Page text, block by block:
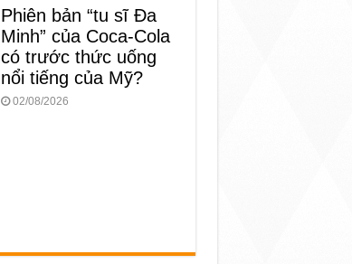
Phiên bản “tu sĩ Đa
Minh” của Coca-Cola
có trước thức uống
nổi tiếng của Mỹ?
02/08/2026